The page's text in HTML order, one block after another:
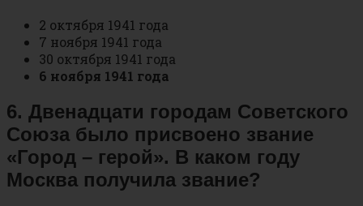
2 октября 1941 года
7 ноября 1941 года
30 октября 1941 года
6 ноября 1941 года
6. Двенадцати городам Советского
Союза было присвоено звание
«Город – герой». В каком году
Москва получила звание?